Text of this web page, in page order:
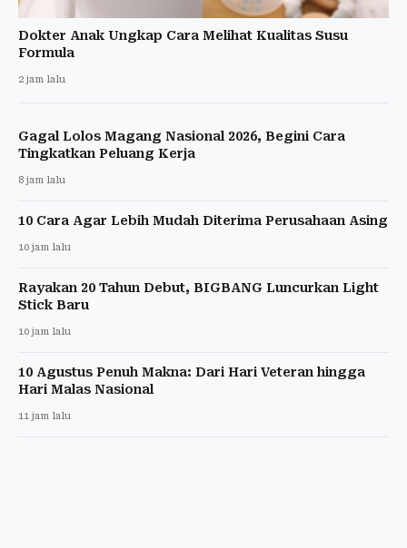
Dokter Anak Ungkap Cara Melihat Kualitas Susu
Formula
2 jam lalu
Gagal Lolos Magang Nasional 2026, Begini Cara
Tingkatkan Peluang Kerja
8 jam lalu
10 Cara Agar Lebih Mudah Diterima Perusahaan Asing
10 jam lalu
Rayakan 20 Tahun Debut, BIGBANG Luncurkan Light
Stick Baru
10 jam lalu
10 Agustus Penuh Makna: Dari Hari Veteran hingga
Hari Malas Nasional
11 jam lalu